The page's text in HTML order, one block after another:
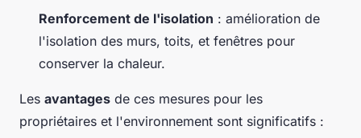
Renforcement de l'isolation : amélioration de
l'isolation des murs, toits, et fenêtres pour
conserver la chaleur.
Les avantages de ces mesures pour les
propriétaires et l'environnement sont significatifs :